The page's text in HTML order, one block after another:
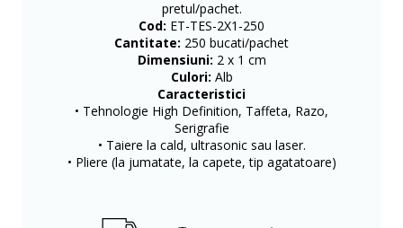
pretul/pachet.
Cod: ET-TES-2X1-250
Cantitate: 250 bucati/pachet
Dimensiuni: 2 x 1 cm
Culori: Alb
Caracteristici
• Tehnologie High Definition, Taffeta, Razo,
Serigrafie
• Taiere la cald, ultrasonic sau laser.
• Pliere (la jumatate, la capete, tip agatatoare)